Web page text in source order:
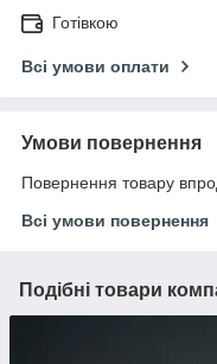
Готівкою
Всі умови оплати
Умови повернення
Повернення товару
Всі умови повернення
Подібні товари